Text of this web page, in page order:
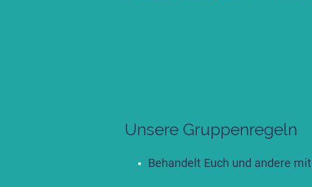
Unsere Gruppenregeln
Behandelt Euch und andere